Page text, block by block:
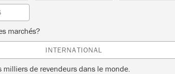
marchés?
INTERNATIONAL
milliers de revendeurs dans le monde.